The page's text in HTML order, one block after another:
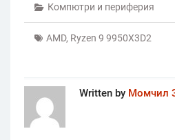
локални AI
разработки под
Windows
Компютри и периферия
AMD, Ryzen 9 9950X3D2
Written by Момчил